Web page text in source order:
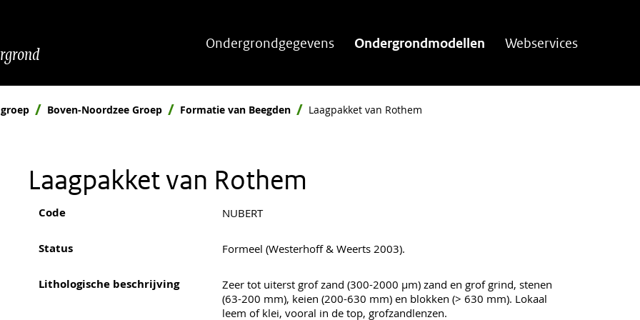
Ondergrondgegevens Ondergrondmodellen Webservices
Boven-Noordzee Groep Formatie van Beegden Laagpakket van Rothem
Laagpakket van Rothem
Code NUBERT
Status Formeel (Westerhoff & Weerts 2003).
Lithologische beschrijving
Zeer tot uiterst grof zand (300-2000 µm) zand en grof grind, stenen
(63-200 mm), keien (200-630 mm) en blokken (> 630 mm). Lokaal
leem of klei, vooral in de top, grofzandlenzen.